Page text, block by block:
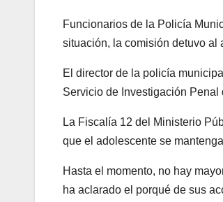
Funcionarios de la Policía
situación, la comisión detuvo al
El director de la policía
Servicio de Investigación
La Fiscalía 12 del Ministerio
que el adolescente se
Hasta el momento, no hay
ha aclarado el porqué de sus